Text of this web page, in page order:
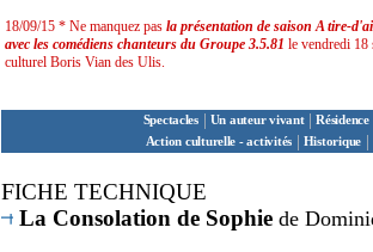
18/09/15 * Ne manquez pas la présentation de saison A tire-
avec les comédiens chanteurs du Groupe 3.5.81 le vendredi 18
culturel Boris Vian des Ulis.
Spectacles | Un auteur vivant |
Action culturelle - activités | Historique |
FICHE TECHNIQUE
La Consolation de Sophie de